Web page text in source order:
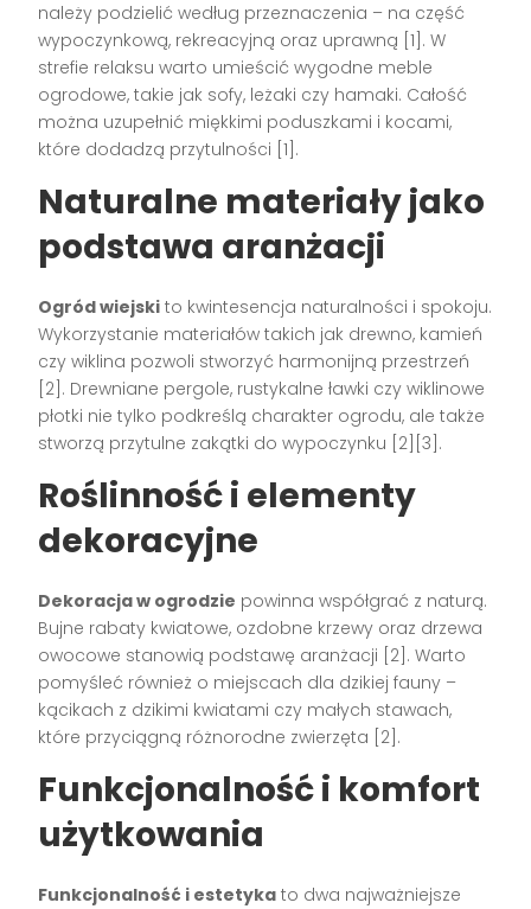
należy podzielić według przeznaczenia – na część
wypoczynkową, rekreacyjną oraz uprawną [1]. W
strefie relaksu warto umieścić wygodne meble
ogrodowe, takie jak sofy, leżaki czy hamaki. Całość
można uzupełnić miękkimi poduszkami i kocami,
które dodadzą przytulności [1].
Naturalne materiały jako
podstawa aranżacji
Ogród wiejski to kwintesencja naturalności i spokoju.
Wykorzystanie materiałów takich jak drewno, kamień
czy wiklina pozwoli stworzyć harmonijną przestrzeń
[2]. Drewniane pergole, rustykalne ławki czy wiklinowe
płotki nie tylko podkreślą charakter ogrodu, ale także
stworzą przytulne zakątki do wypoczynku [2][3].
Roślinność i elementy
dekoracyjne
Dekoracja w ogrodzie powinna współgrać z naturą.
Bujne rabaty kwiatowe, ozdobne krzewy oraz drzewa
owocowe stanowią podstawę aranżacji [2]. Warto
pomyśleć również o miejscach dla dzikiej fauny –
kącikach z dzikimi kwiatami czy małych stawach,
które przyciągną różnorodne zwierzęta [2].
Funkcjonalność i komfort
użytkowania
Funkcjonalność i estetyka to dwa najważniejsze